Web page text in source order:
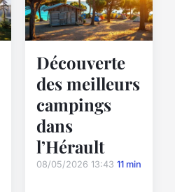
Découverte
des meilleurs
campings
dans
l’Hérault
08/05/2026 13:43 11 min